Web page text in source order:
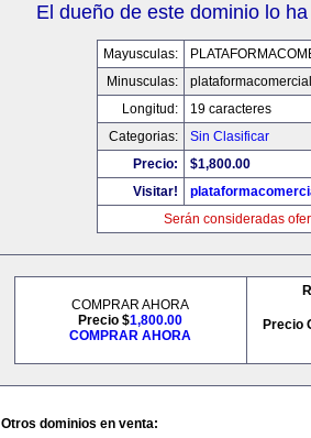
El dueño de este dominio lo
Mayusculas:
Minusculas:
Longitud:
19 caracteres
Categorias:
Sin Clasificar
Precio:
$1,800.00
Visitar!
Serán consideradas
COMPRAR AHORA
Precio $1,800.00
COMPRAR AHORA
Precio
Otros dominios en venta: